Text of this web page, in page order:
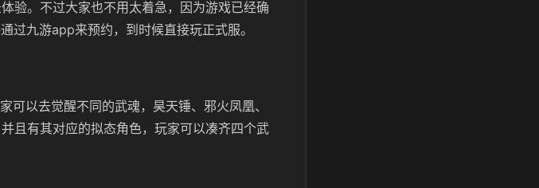
验。不过大家也不用太着急，因为游戏已经确
过九游app来预约，到时候直接玩正式服。
以去觉醒不同的武魂，昊天锤、邪火凤凰、
且有其对应的拟态角色，玩家可以凑齐四个武